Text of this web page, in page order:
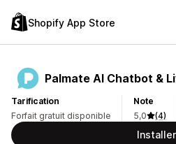
Shopify App Store
Palmate AI Chatbot &
Tarification
Forfait gratuit disponible
Note
5,0
(4)
Installer